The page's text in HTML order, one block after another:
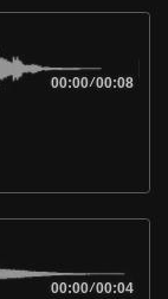
00:00/00:08
00:00/00:04